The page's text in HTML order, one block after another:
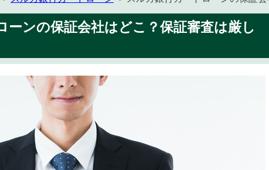
ーンの保証会社はどこ？保証審査は厳し